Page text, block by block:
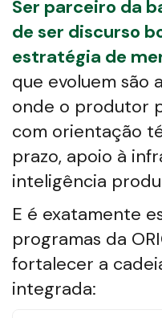
Ser parceiro da
de ser discurso
estratégia de
que evoluem são
onde o produtor
com orientação
prazo, apoio à
inteligência
E é exatamente
programas da
fortalecer a
integrada: